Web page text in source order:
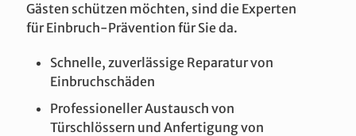
Gästen schützen möchten, sind die Experten
für Einbruch-Prävention für Sie da.
Schnelle, zuverlässige Reparatur von
Einbruchschäden
Professioneller Austausch von
Türschlössern und Anfertigung von